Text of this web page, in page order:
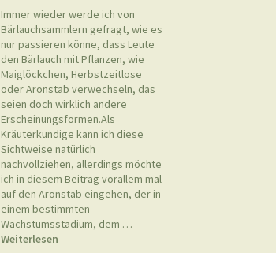
Immer wieder werde ich von
Bärlauchsammlern gefragt, wie es
nur passieren könne, dass Leute
den Bärlauch mit Pflanzen, wie
Maiglöckchen, Herbstzeitlose
oder Aronstab verwechseln, das
seien doch wirklich andere
Erscheinungsformen.Als
Kräuterkundige kann ich diese
Sichtweise natürlich
nachvollziehen, allerdings möchte
ich in diesem Beitrag vorallem mal
auf den Aronstab eingehen, der in
einem bestimmten
Wachstumsstadium, dem …
Weiterlesen